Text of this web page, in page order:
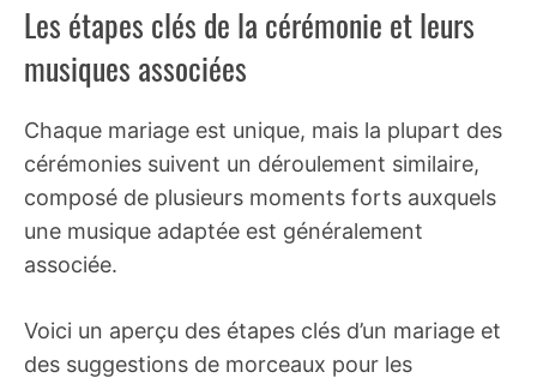
Les étapes clés de la cérémonie et leurs
musiques associées
Chaque mariage est unique, mais la plupart des
cérémonies suivent un déroulement similaire,
composé de plusieurs moments forts auxquels
une musique adaptée est généralement
associée.
Voici un aperçu des étapes clés d’un mariage et
des suggestions de morceaux pour les